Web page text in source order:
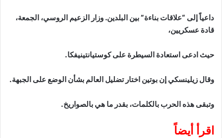
داعياً إلى “علاقات بناءة” بين البلدين. وزار الزعيم الروسي، الجمعة،
قادة عسكريين،
حيث ادعى استعادة السيطرة على كوستيانتينيفكا.
وقال زيلينسكي إن بوتين اختار تضليل العالم بشأن الوضع على الجبهة.
وتبقى هذه الحرب بالكلمات، بقدر ما هي بالصواريخ.
اقرأ أيضاً